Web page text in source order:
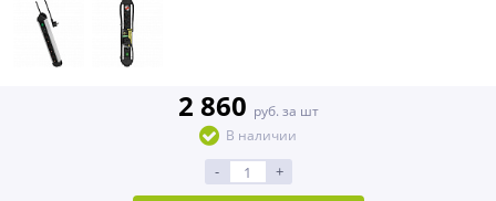
2 860 руб. за шт
В наличии
- +